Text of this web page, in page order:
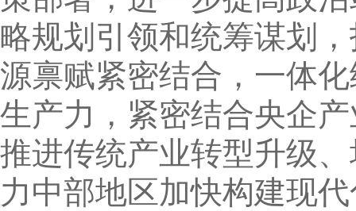
略规划引领和统筹谋划
源禀赋紧密结合，一体
生产力，紧密结合央企
推进传统产业转型升级
力中部地区加快构建现